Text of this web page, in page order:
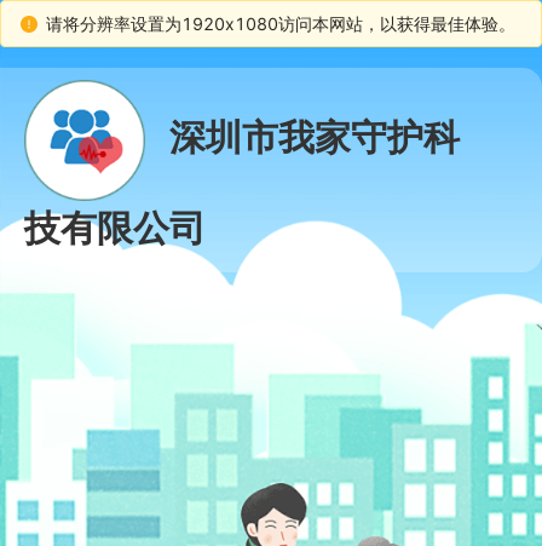
请将分辨率设置为1920x1080访问本网站，以获得最佳体验。
深圳市我家守护科
技有限公司